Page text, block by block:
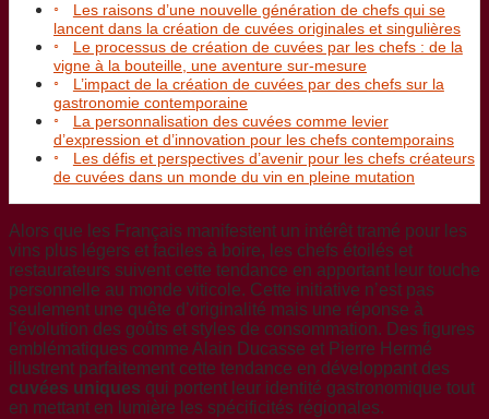
Les raisons d’une nouvelle génération de chefs qui se
lancent dans la création de cuvées originales et singulières
Le processus de création de cuvées par les chefs : de la
vigne à la bouteille, une aventure sur-mesure
L’impact de la création de cuvées par des chefs sur la
gastronomie contemporaine
La personnalisation des cuvées comme levier
d’expression et d’innovation pour les chefs contemporains
Les défis et perspectives d’avenir pour les chefs créateurs
de cuvées dans un monde du vin en pleine mutation
Alors que les Français manifestent un intérêt tramé pour les
vins plus légers et faciles à boire, les chefs étoilés et
restaurateurs suivent cette tendance en apportant leur touche
personnelle au monde viticole. Cette initiative n’est pas
seulement une quête d’originalité mais une réponse à
l’évolution des goûts et styles de consommation. Des figures
emblématiques comme Alain Ducasse et Pierre Hermé
illustrent parfaitement cette tendance en développant des
cuvées uniques qui portent leur identité gastronomique tout
en mettant en lumière les spécificités régionales.